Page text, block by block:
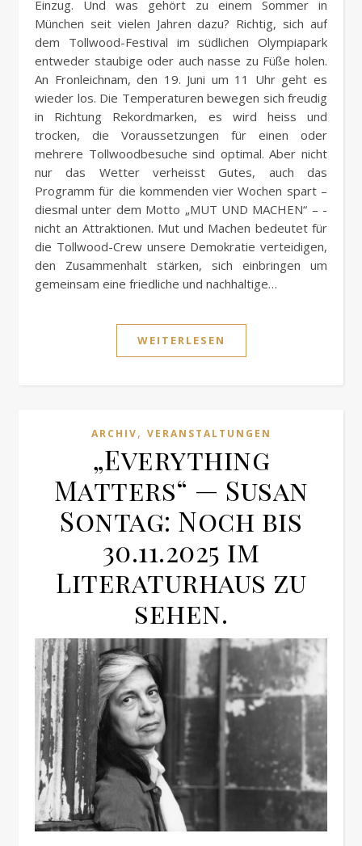
Einzug. Und was gehört zu einem Sommer in
München seit vielen Jahren dazu? Richtig, sich auf
dem Tollwood-Festival im südlichen Olympiapark
entweder staubige oder auch nasse zu Füße holen.
An Fronleichnam, den 19. Juni um 11 Uhr geht es
wieder los. Die Temperaturen bewegen sich freudig
in Richtung Rekordmarken, es wird heiss und
trocken, die Voraussetzungen für einen oder
mehrere Tollwoodbesuche sind optimal. Aber nicht
nur das Wetter verheisst Gutes, auch das
Programm für die kommenden vier Wochen spart –
diesmal unter dem Motto „MUT UND MACHEN“ – ­
nicht an Attraktionen. Mut und Machen bedeutet für
die Tollwood-Crew unsere Demokratie verteidigen,
den Zusammenhalt stärken, sich einbringen um
gemeinsam eine friedliche und nachhaltige…
WEITERLESEN
ARCHIV, VERANSTALTUNGEN
„Everything
Matters“ — Susan
Sontag: Noch bis
30.11.2025 im
Literaturhaus zu
sehen.